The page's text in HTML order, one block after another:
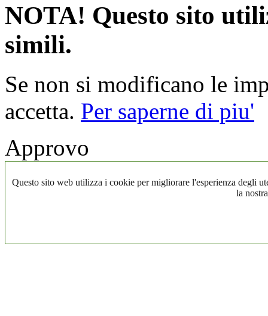
NOTA! Questo sito
simili.
Se non si modificano le
accetta. Per saperne di piu'
Approvo
Questo sito web utilizza i cookie per migliorare l'esperienza degli
la